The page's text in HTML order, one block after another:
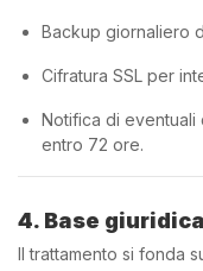
Backup giornaliero
Cifratura SSL per
Notifica di eventuali
entro 72 ore.
4. Base
Il trattamento si fonda